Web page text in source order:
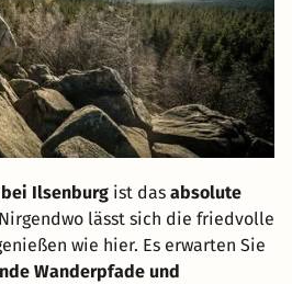
Ilsenburg ist das absolute
lässt sich die friedvolle
wie hier. Es erwarten Sie
Wanderpfade und